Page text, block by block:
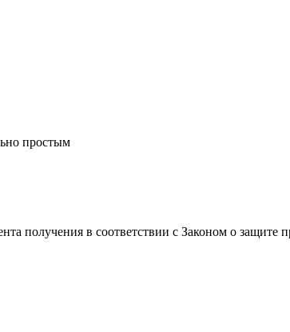
простым
получения в соответствии с Законом о защите